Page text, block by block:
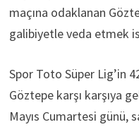
maçına odaklanan
galibiyetle veda etmek
Spor Toto Süper Lig’in
Göztepe karşı karşıya
Mayıs Cumartesi günü,